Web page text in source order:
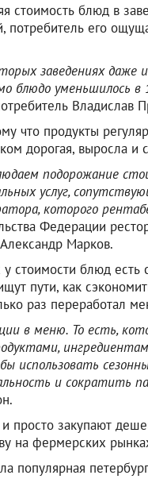
стоимость блюд в
потребитель его
заведениях даже
блюдо уменьшилось в
Владислав
что продукты
дорогая, выросла и
подорожание
услуг,
которого
Федерации
Марков.
стоимости блюд
пути, как
раз переработал
в меню. То есть,
использовать
и сократить
просто закупают
на фермерских